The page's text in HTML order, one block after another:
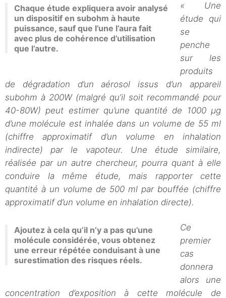
Chaque étude expliquera avoir analysé
un dispositif en subohm à haute
puissance, sauf que l’une l’aura fait
avec plus de cohérence d’utilisation
que l’autre.
« Une
étude qui
se
penche
sur les
produits
de dégradation d’un aérosol issus d’un appareil
subohm à 200W (malgré qu’il soit recommandé pour
40-80W) peut estimer qu’une quantité de 1000 µg
d’une molécule est inhalée dans un volume de 55 ml
(chiffre approximatif d’un volume en inhalation
indirecte) par le vapoteur.
Une étude similaire,
réalisée par un autre chercheur, pourra quant à elle
conduire la même étude, mais rapporter cette
quantité à un volume de 500 ml par bouffée (chiffre
approximatif d’un volume en inhalation directe).
Ajoutez à cela qu’il n’y a pas qu’une
molécule considérée, vous obtenez
une erreur répétée conduisant à une
surestimation des risques réels.
Ce
premier
cas
donnera
alors une
concentration d’exposition à cette molécule de